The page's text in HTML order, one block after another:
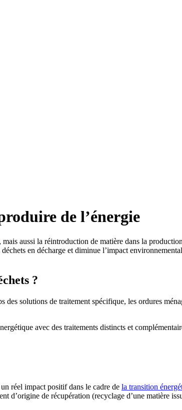
de l’énergie
, mais aussi la réintroduction de matière dans la
en décharge et diminue l’impact
?
solutions de traitement spécifique, les ordures
avec des traitements distincts et
réel impact positif dans le cadre de la transition
d’origine de récupération (recyclage d’une matière